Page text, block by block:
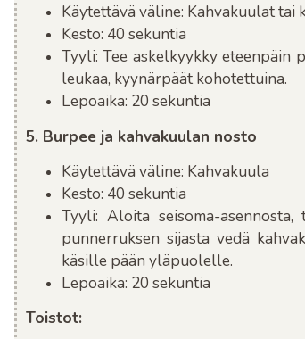
Käytettävä väline: Kahvakuulat tai
Kesto: 40 sekuntia
Tyyli: Tee askelkyykky eteenpäin
leukaa, kyynärpäät kohotettuina.
Lepoaika: 20 sekuntia
5. Burpee ja kahvakuulan nosto
Käytettävä väline: Kahvakuula
Kesto: 40 sekuntia
Tyyli: Aloita seisoma-
punnerruksen sijasta vedä
käsille pään yläpuolelle.
Lepoaika: 20 sekuntia
Toistot: